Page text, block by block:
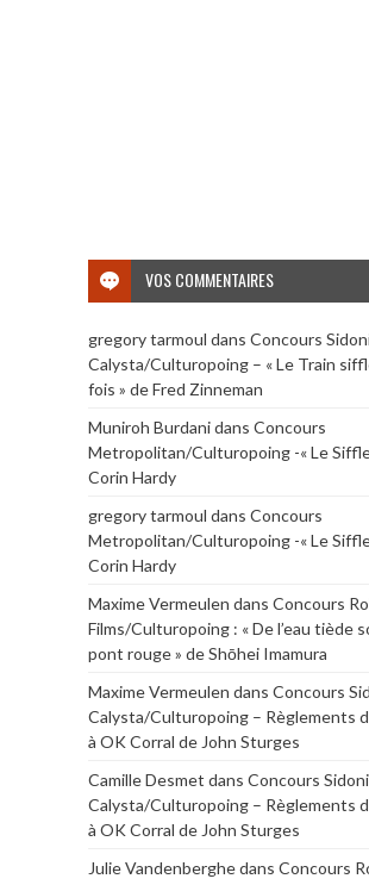
VOS COMMENTAIRES
gregory tarmoul dans Concours
Calysta/Culturopoing – « Le Train
fois » de Fred Zinneman
Muniroh Burdanidans Concours
Metropolitan/Culturopoing -« Le
Corin Hardy
gregory tarmoul dans Concours
Metropolitan/Culturopoing -« Le
Corin Hardy
Maxime Vermeulen dans Concours
Films/Culturopoing : « De l’eau tiède
pont rouge » de Shōhei Imamura
Maxime Vermeulen dans Concours
Calysta/Culturopoing – Règlements
à OK Corral de John Sturges
Camille Desmet dans Concours
Calysta/Culturopoing – Règlements
à OK Corral de John Sturges
Julie Vandenberghedans Concours